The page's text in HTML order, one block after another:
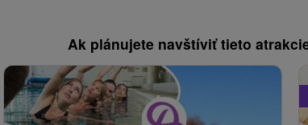
Ak plánujete navštíviť tieto